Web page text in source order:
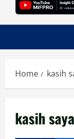
Home kasih
kasih